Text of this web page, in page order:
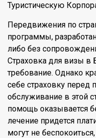
Туристическую
Передвижения по
программы,
либо без
Страховка для визы в
требование. Однако
себе страховку
обслуживание в этой
помощь оказывается
лечение придется
могут не